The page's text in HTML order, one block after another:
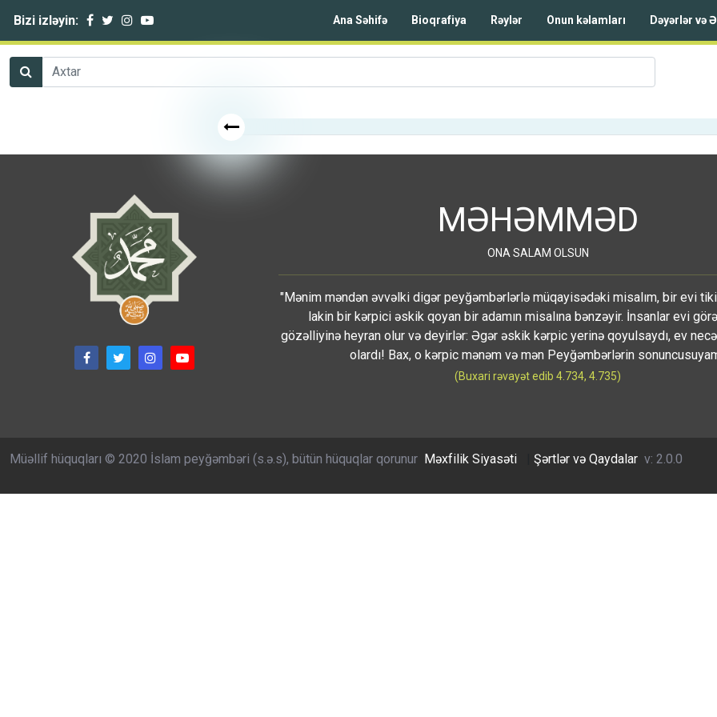
Bizi izləyin: Ana Səhifə Bioqrafiya Rəylər Onun kəlamları Dəyərlər və
MƏHƏMMƏD
ONA SALAM OLSUN
"Mənim məndən əvvəlki digər peyğəmbərlərlə müqayisədəki misalım, bir evi
lakin bir kərpici əskik qoyan bir adamın misalına bənzəyir. İnsanlar evi
gözəlliyinə heyran olur və deyirlər: Əgər əskik kərpic yerinə qoyulsaydı, ev
olardı! Bax, o kərpic mənəm və mən Peyğəmbərlərin
(Buxari rəvayət edib 4.734, 4.735)
Müəllif hüquqları © 2020 İslam peyğəmbəri (s.ə.s), bütün hüquqlar qorunur Məxfilik Siyasəti Şərtlər və Qaydalar v: 2.0.0